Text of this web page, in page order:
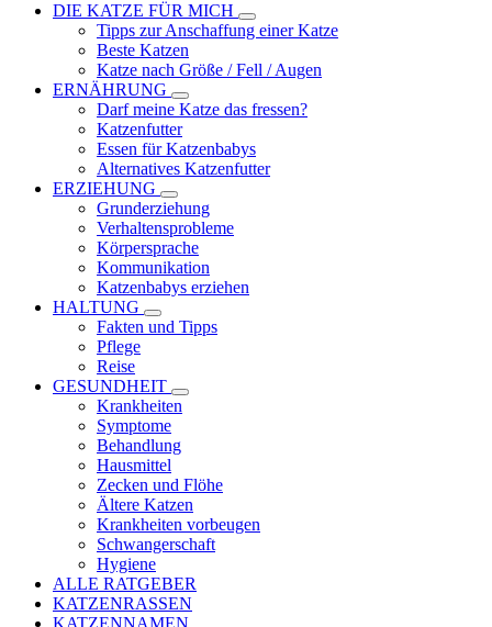
DIE KATZE FÜR MICH
Tipps zur Anschaffung einer Katze
Beste Katzen
Katze nach Größe / Fell / Augen
ERNÄHRUNG
Darf meine Katze das fressen?
Katzenfutter
Essen für Katzenbabys
Alternatives Katzenfutter
ERZIEHUNG
Grunderziehung
Verhaltensprobleme
Körpersprache
Kommunikation
Katzenbabys erziehen
HALTUNG
Fakten und Tipps
Pflege
Reise
GESUNDHEIT
Krankheiten
Symptome
Behandlung
Hausmittel
Zecken und Flöhe
Ältere Katzen
Krankheiten vorbeugen
Schwangerschaft
Hygiene
ALLE RATGEBER
KATZENRASSEN
KATZENNAMEN